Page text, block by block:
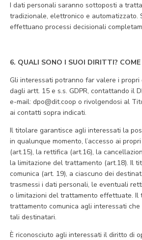
I dati personali saranno sottoposti a
tradizionale, elettronico e automatizzato.
effettuano processi decisionali
6. QUALI SONO I SUOI DIRITTI? COME
Gli interessati potranno far valere i propri
dagli artt. 15 e s.s. GDPR, contattando il
e-mail: dpo@dit.coop o rivolgendosi al
ai contatti sopra indicati.
Il titolare garantisce agli interessati la
in qualunque momento, l’accesso ai
(art.15), la rettifica (art.16), la
la limitazione del trattamento (art.18). Il
comunica (art. 19), a ciascuno dei
trasmessi i dati personali, le eventuali
o limitazioni del trattamento effettuate. Il
trattamento comunica agli interessati
tali destinatari.
È riconosciuto agli interessati il diritto di